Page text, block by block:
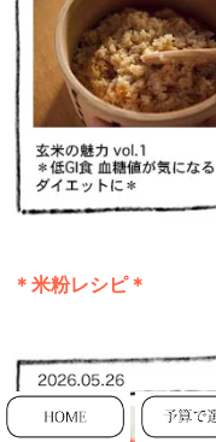
＊米粉レシピ＊